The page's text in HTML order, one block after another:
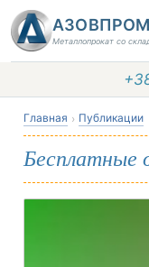
Металлопрокат со
Главная Публикации
Бесплатные